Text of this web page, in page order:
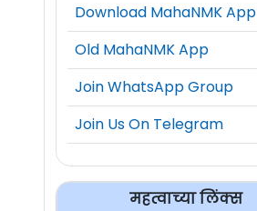
Download MahaNMK App
Old MahaNMK App
Join WhatsApp Group
Join Us On Telegram
महत्वाच्या लिंक्स